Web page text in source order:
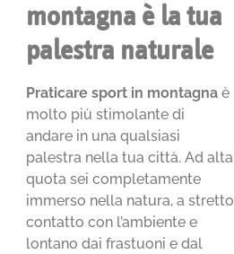
montagna è la tua
palestra naturale
Praticare sport in montagna è
molto più stimolante di
andare in una qualsiasi
palestra nella tua città. Ad alta
quota sei completamente
immerso nella natura, a stretto
contatto con l’ambiente e
lontano dai frastuoni e dal